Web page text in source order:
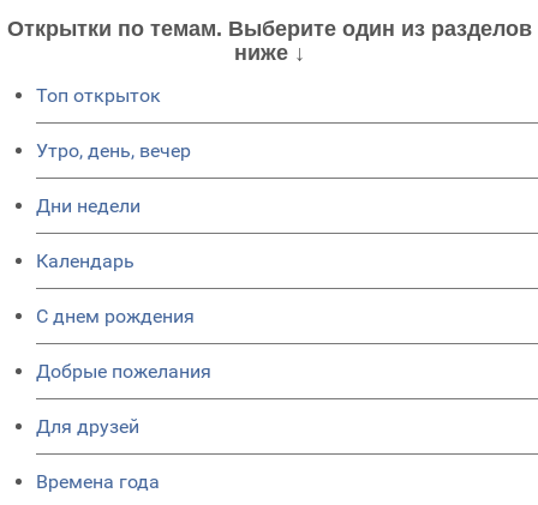
Открытки по темам. Выберите один из разделов
ниже ↓
Топ открыток
Утро, день, вечер
Дни недели
Календарь
C днем рождения
Добрые пожелания
Для друзей
Времена года